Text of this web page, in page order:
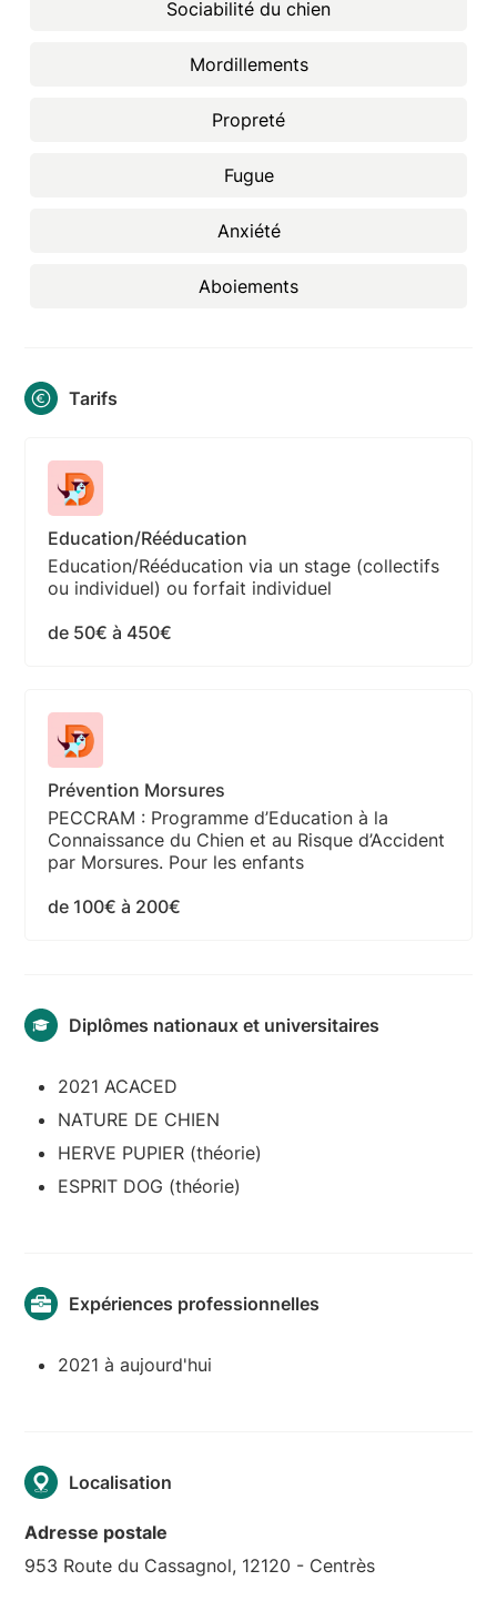
Sociabilité du chien
Mordillements
Propreté
Fugue
Anxiété
Aboiements
Tarifs
Education/Rééducation
Education/Rééducation via un stage (collectifs
ou individuel) ou forfait individuel
de 50€ à 450€
Prévention Morsures
PECCRAM : Programme d’Education à la
Connaissance du Chien et au Risque d’Accident
par Morsures. Pour les enfants
de 100€ à 200€
Diplômes nationaux et universitaires
2021 ACACED
NATURE DE CHIEN
HERVE PUPIER (théorie)
ESPRIT DOG (théorie)
Expériences professionnelles
2021 à aujourd'hui
Localisation
Adresse postale
953 Route du Cassagnol, 12120 - Centrès